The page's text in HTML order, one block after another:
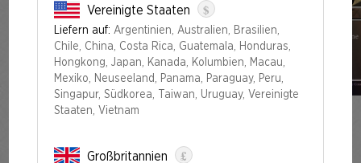
Vereinigte Staaten $
Liefern auf: Argentinien, Australien, Brasilien,
Chile, China, Costa Rica, Guatemala, Honduras,
Hongkong, Japan, Kanada, Kolumbien, Macau,
Mexiko, Neuseeland, Panama, Paraguay, Peru,
Singapur, Südkorea, Taiwan, Uruguay, Vereinigte
Staaten, Vietnam
Großbritannien £